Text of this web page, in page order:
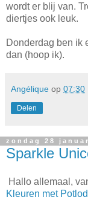
wordt er blij van.
diertjes ook leuk.
Donderdag ben ik
dan (hoop ik).
Angélique op 07:30
Delen
zondag 28
Sparkle
Hallo allemaal,
Kleuren met